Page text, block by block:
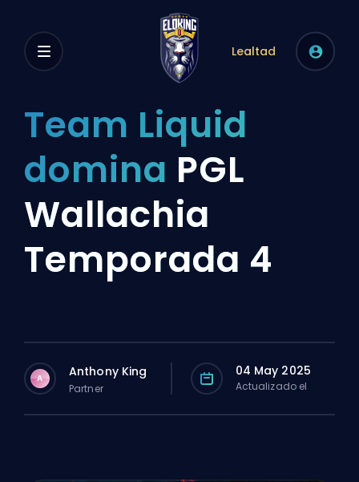
Lealtad
Team Liquid
domina PGL
Wallachia
Temporada 4
A Anthony King
Partner
04 May 2025
Actualizado el